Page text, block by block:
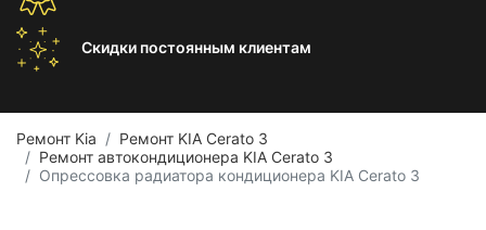
Скидки постоянным клиентам
Ремонт Kia
Ремонт KIA Cerato 3
Ремонт автокондиционера KIA Cerato 3
Опрессовка радиатора кондиционера KIA Cerato 3